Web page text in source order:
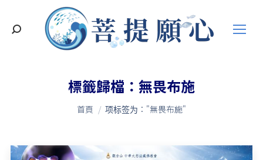
搜
標籤歸檔： 無畏布施
您在這裡：
首頁 项标签为："無畏布施"